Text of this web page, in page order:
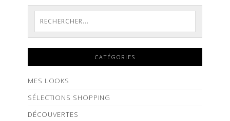
CATÉGORIES
MES LOOKS
SÉLECTIONS SHOPPING
DÉCOUVERTES